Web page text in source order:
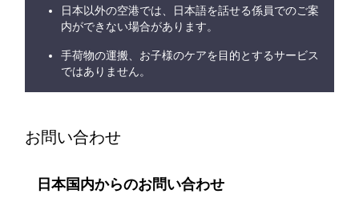
日本以外の空港では、日本語を話せる係員でのご案
内ができない場合があります。
手荷物の運搬、お子様のケアを目的とするサービス
ではありません。
お問い合わせ
日本国内からのお問い合わせ